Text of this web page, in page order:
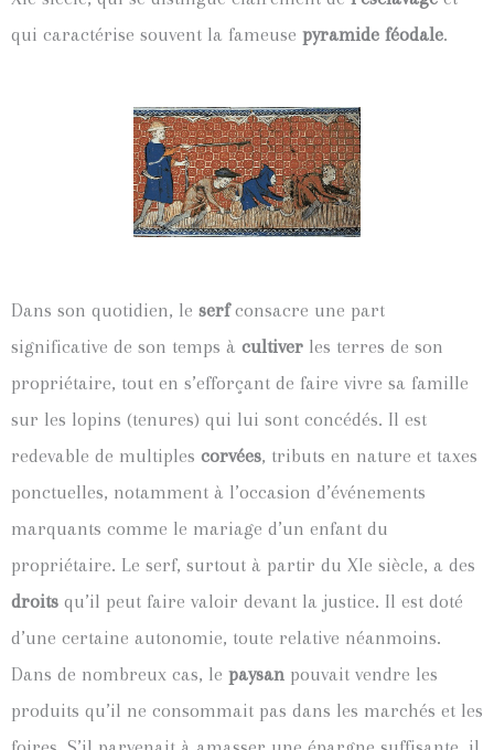
qui caractérise souvent la fameuse pyramide féodale.
Dans son quotidien, le serfconsacre une part
significative de son temps à cultiver les terres de son
propriétaire, tout en s’efforçant de faire vivre sa famille
sur les lopins (tenures) qui lui sont concédés. Il est
redevable de multiples corvées, tributs en nature et taxes
ponctuelles, notamment à l’occasion d’événements
marquants comme le mariage d’un enfant du
propriétaire. Le serf, surtout à partir du XIe siècle, a des
droits qu’il peut faire valoir devant la justice. Il est doté
d’une certaine autonomie, toute relative néanmoins.
Dans de nombreux cas, le paysan pouvait vendre les
produits qu’il ne consommait pas dans les marchés et les